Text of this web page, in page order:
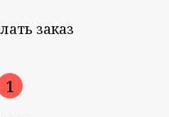
заказ